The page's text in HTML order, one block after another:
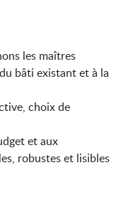
les maîtres
bâti existant et à la
choix de
et aux
robustes et lisibles